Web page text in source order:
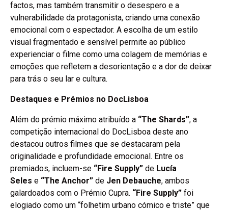
factos, mas também transmitir o desespero e a
vulnerabilidade da protagonista, criando uma conexão
emocional com o espectador. A escolha de um estilo
visual fragmentado e sensível permite ao público
experienciar o filme como uma colagem de memórias e
emoções que refletem a desorientação e a dor de deixar
para trás o seu lar e cultura.
Destaques e Prémios no DocLisboa
Além do prémio máximo atribuído a “The Shards”, a
competição internacional do DocLisboa deste ano
destacou outros filmes que se destacaram pela
originalidade e profundidade emocional. Entre os
premiados, incluem-se “Fire Supply” de Lucía
Seles e “The Anchor” de Jen Debauche, ambos
galardoados com o Prémio Cupra. “Fire Supply” foi
elogiado como um “folhetim urbano cómico e triste” que